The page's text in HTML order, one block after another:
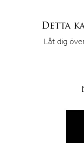
Detta
Låt dig